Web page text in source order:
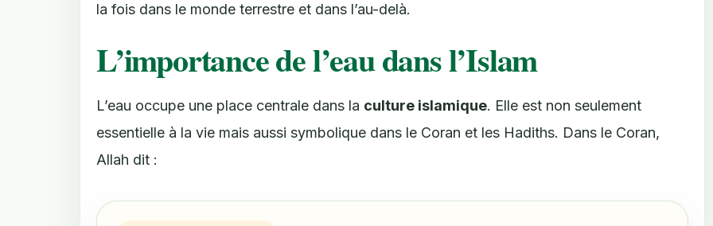
la fois dans le monde terrestre et dans l’au-delà.
L’importance de l’eau dans l’Islam
L’eau occupe une place centrale dans la culture islamique. Elle est non seulement
essentielle à la vie mais aussi symbolique dans le Coran et les Hadiths. Dans le Coran,
Allah dit :